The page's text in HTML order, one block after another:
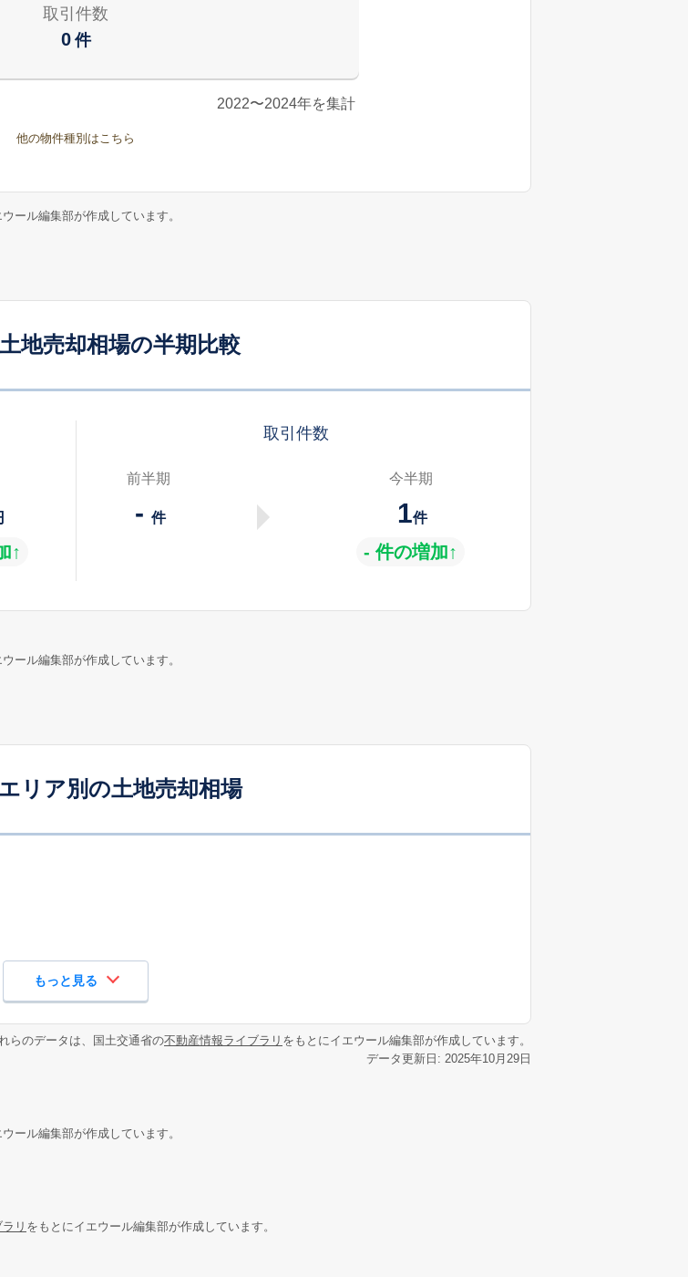
取引件数
0 件
2022〜2024年を集計
他の物件種別はこちら
ール編集部が作成しています。
地売却相場の半期比較
↑
取引件数
前半期
-件
今半期
1件
- 件の増加↑
ール編集部が作成しています。
リア別の土地売却相場
もっと見る
らのデータは、国土交通省の不動産情報ライブラリ をもとにイエウール編集部が作成しています。
データ更新日: 2025年10月29日
ール編集部が作成しています。
リ をもとにイエウール編集部が作成しています。